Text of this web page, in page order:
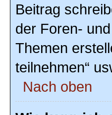
Beitrag
der Foren-
Themen
teilnehmen“
Nach oben